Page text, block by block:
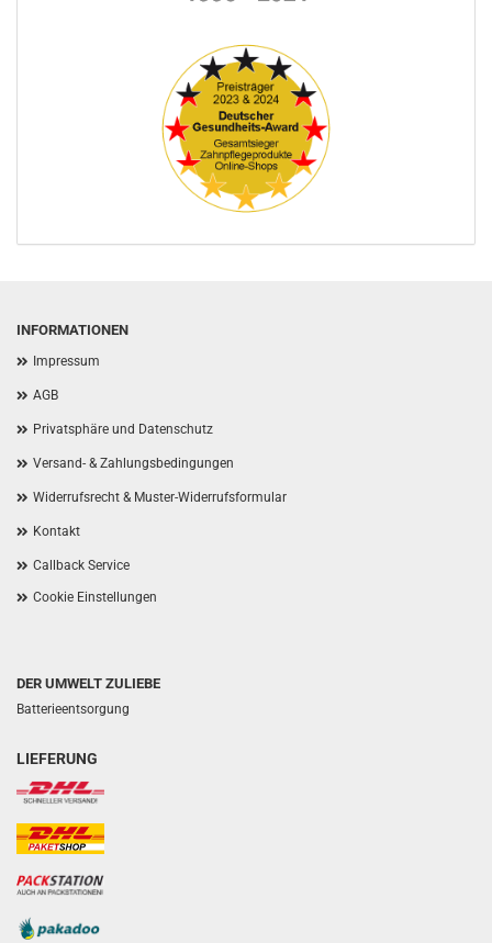
INFORMATIONEN
Impressum
AGB
Privatsphäre und Datenschutz
Versand- & Zahlungsbedingungen
Widerrufsrecht & Muster-Widerrufsformular
Kontakt
Callback Service
Cookie Einstellungen
DER UMWELT ZULIEBE
Batterieentsorgung
LIEFERUNG